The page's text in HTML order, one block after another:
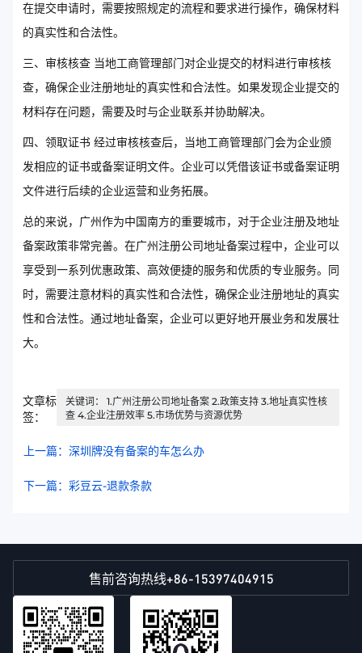
在提交申请时，需要按照规定的流程和要求进行操作，确保材料
的真实性和合法性。
三、审核核查 当地工商管理部门对企业提交的材料进行审核核
查，确保企业注册地址的真实性和合法性。如果发现企业提交的
材料存在问题，需要及时与企业联系并协助解决。
四、领取证书 经过审核核查后，当地工商管理部门会为企业颁
发相应的证书或备案证明文件。企业可以凭借该证书或备案证明
文件进行后续的企业运营和业务拓展。
总的来说，广州作为中国南方的重要城市，对于企业注册及地址
备案政策非常完善。在广州注册公司地址备案过程中，企业可以
享受到一系列优惠政策、高效便捷的服务和优质的专业服务。同
时，需要注意材料的真实性和合法性，确保企业注册地址的真实
性和合法性。通过地址备案，企业可以更好地开展业务和发展壮
大。
文章标
签：
关键词： 1.广州注册公司地址备案 2.政策支持 3.地址真实性核
查 4.企业注册效率 5.市场优势与资源优势
上一篇：深圳牌没有备案的车怎么办
下一篇：彩豆云-退款条款
售前咨询热线+86-15397404915